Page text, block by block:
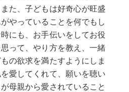
た、子どもは好奇心が旺盛
やっていることを何でもし
にも、お手伝いをしてお役
って、やり方を教え、一緒
の欲求を満たすようにしま
愛してくれて、願いを聴い
母親から愛されていること